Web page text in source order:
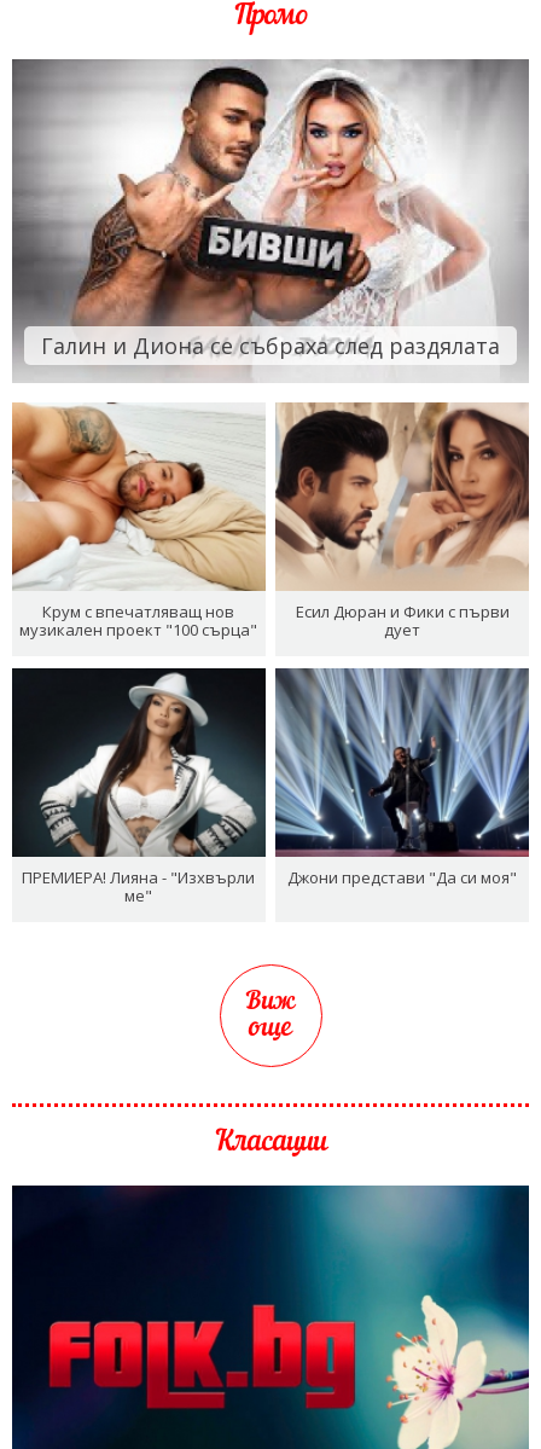
Промо
Галин и Диона се събраха след раздялата
Крум с впечатляващ нов
музикален проект "100 сърца"
Есил Дюран и Фики с първи
дует
ПРЕМИЕРА! Лияна - "Изхвърли
ме"
Джони представи "Да си моя"
Виж
още
Класации